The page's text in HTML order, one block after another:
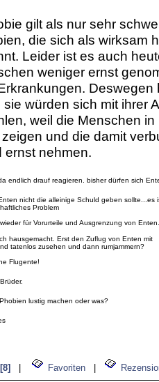
gilt als nur sehr
die sich als wirksam
Leider ist es auch
weniger ernst
Deswegen
sie würden sich mit ihrer
weil die Menschen
und die damit
ernst nehmen.
endlich drauf reagieren. bisher dürfen sich
nicht die alleinige Schuld geben sollte...es
Problem
für Vorurteile und Ausgrenzung von Enten.
hausgemacht. Erst den Zuflug von Enten mit
tatenlos zusehen und dann rumjammern?
Flugente!
lustig machen oder was?
Favoriten